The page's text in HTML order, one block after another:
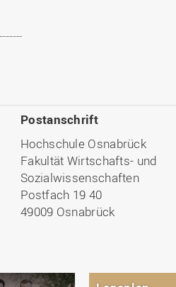
Postanschrift
Hochschule Osnabrück
Fakultät Wirtschafts- und
Sozialwissenschaften
Postfach 19 40
49009 Osnabrück